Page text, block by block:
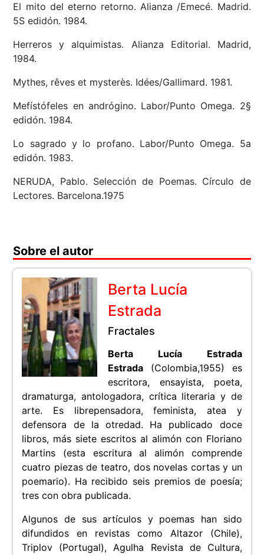
El mito del eterno retorno. Alianza /Emecé. Madrid.
5S edidón. 1984.
Herreros y alquimistas. Alianza Editorial. Madrid,
1984.
Mythes, rêves et mysterès. Idées/Gallimard. 1981.
Mefístófeles en andrógino. Labor/Punto Omega. 2§
edidón. 1984.
Lo sagrado y lo profano. Labor/Punto Omega. 5a
edidón. 1983.
NERUDA, Pablo. Selección de Poemas. Círculo de
Lectores. Barcelona.1975
Sobre el autor
Berta Lucía
Estrada
Fractales
Berta Lucía Estrada
Estrada (Colombia,1955) es
escritora, ensayista, poeta,
dramaturga, antologadora, crítica literaria y de
arte. Es librepensadora, feminista, atea y
defensora de la otredad. Ha publicado doce
libros, más siete escritos al alimón con Floriano
Martins (esta escritura al alimón comprende
cuatro piezas de teatro, dos novelas cortas y un
poemario). Ha recibido seis premios de poesía;
tres con obra publicada.
Algunos de sus artículos y poemas han sido
difundidos en revistas como Altazor (Chile),
Triplov (Portugal), Agulha Revista de Cultura,